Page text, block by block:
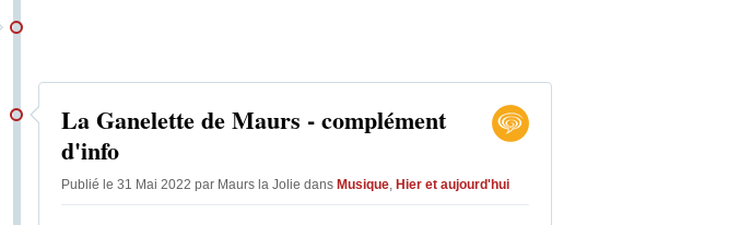
La Ganelette de Maurs - complément
d'info
Publié le 31 Mai 2022 par Maurs la Jolie dans Musique, Hier et aujourd'hui